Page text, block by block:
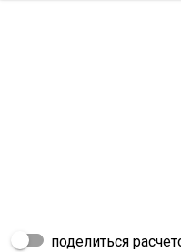
поделиться